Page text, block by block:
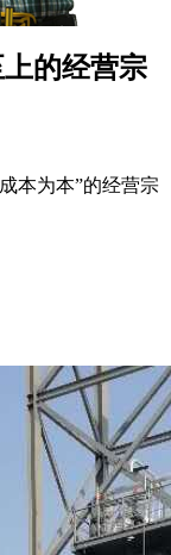
的经营宗
本为本”的经营宗